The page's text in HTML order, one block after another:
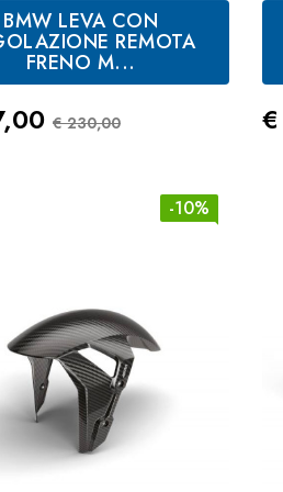
BMW LEVA CON
REMOTA
FRENO M...
Prezzo Standard
€ 230,00
-10%